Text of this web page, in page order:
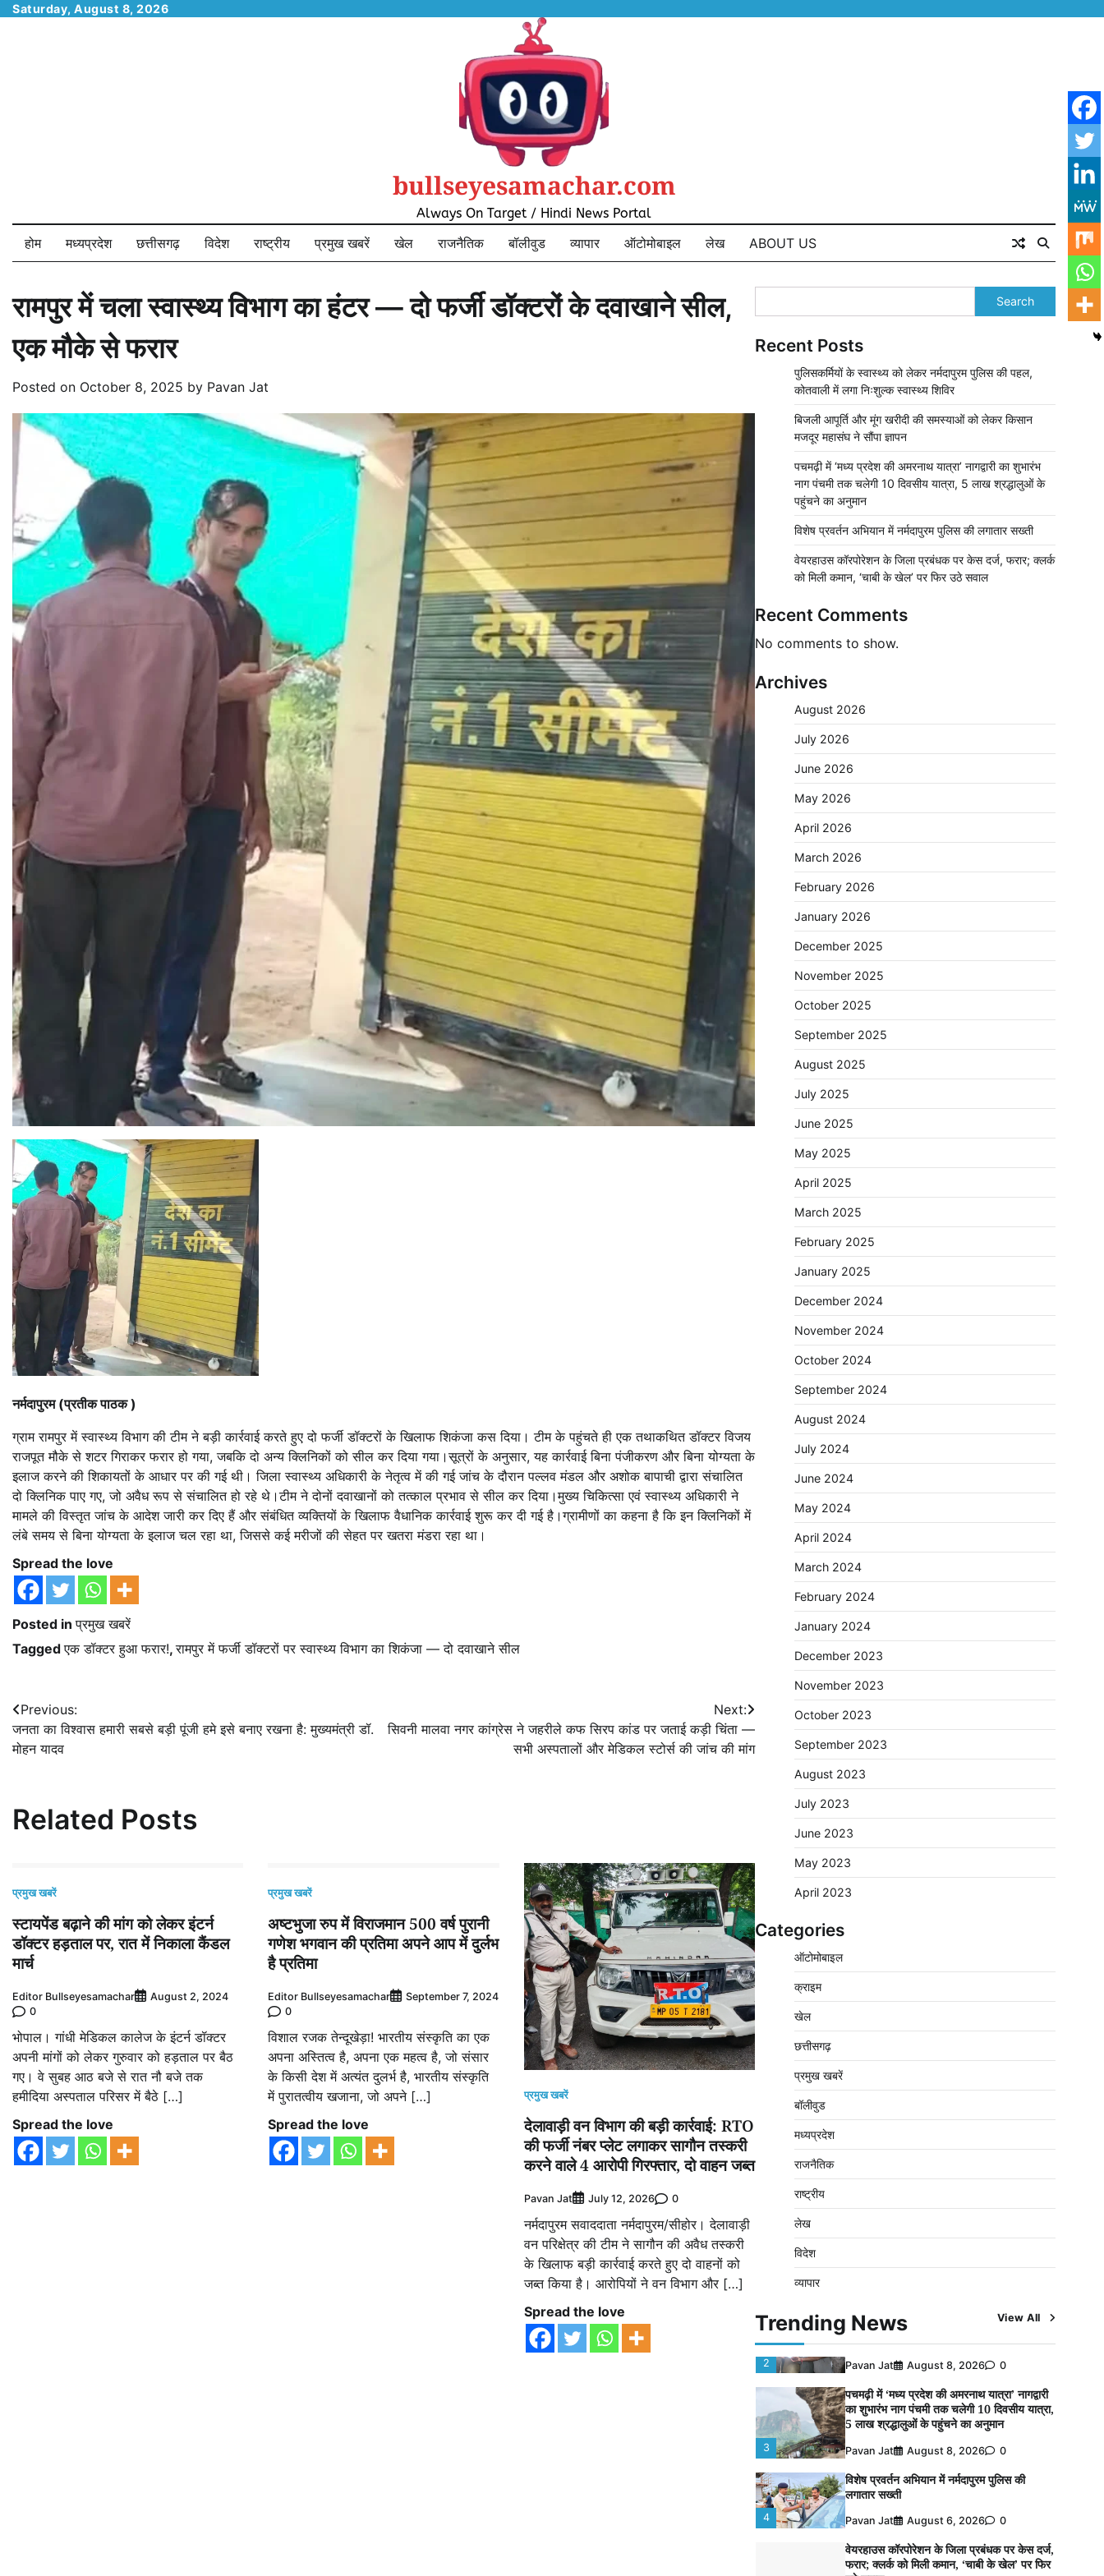
SkipSaturday, August 8, 2026
bullseyesamachar.com
Always On Target / Hindi News Portal
होम मध्यप्रदेश छत्तीसगढ़ विदेश राष्ट्रीय प्रमुख खबरें खेल राजनैतिक बॉलीवुड व्यापार ऑटोमोबाइल लेख ABOUT US
रामपुर में चला स्वास्थ्य विभाग का हंटर — दो फर्जी डॉक्टरों के दवाखाने सील,
एक मौके से फरार
Posted on October 8, 2025 by Pavan Jat
नर्मदापुरम (प्रतीक पाठक )
ग्राम रामपुर में स्वास्थ्य विभाग की टीम ने बड़ी कार्रवाई करते हुए दो फर्जी डॉक्टरों के खिलाफ शिकंजा कस दिया। टीम के पहुंचते ही एक तथाकथित डॉक्टर विजय
राजपूत मौके से शटर गिराकर फरार हो गया, जबकि दो अन्य क्लिनिकों को सील कर दिया गया।सूत्रों के अनुसार, यह कार्रवाई बिना पंजीकरण और बिना योग्यता के
इलाज करने की शिकायतों के आधार पर की गई थी। जिला स्वास्थ्य अधिकारी के नेतृत्व में की गई जांच के दौरान पल्लव मंडल और अशोक बापाची द्वारा संचालित
दो क्लिनिक पाए गए, जो अवैध रूप से संचालित हो रहे थे।टीम ने दोनों दवाखानों को तत्काल प्रभाव से सील कर दिया।मुख्य चिकित्सा एवं स्वास्थ्य अधिकारी ने
मामले की विस्तृत जांच के आदेश जारी कर दिए हैं और संबंधित व्यक्तियों के खिलाफ वैधानिक कार्रवाई शुरू कर दी गई है।ग्रामीणों का कहना है कि इन क्लिनिकों में
लंबे समय से बिना योग्यता के इलाज चल रहा था, जिससे कई मरीजों की सेहत पर खतरा मंडरा रहा था।
Spread the love
Posted inप्रमुख खबरें
Taggedएक डॉक्टर हुआ फरार!,रामपुर में फर्जी डॉक्टरों पर स्वास्थ्य विभाग का शिकंजा — दो दवाखाने सील
Post
navigation
Previous:
जनता का विश्वास हमारी सबसे बड़ी पूंजी हमे इसे बनाए रखना है: मुख्यमंत्री डॉ.
मोहन यादव
Next:
सिवनी मालवा नगर कांग्रेस ने जहरीले कफ सिरप कांड पर जताई कड़ी चिंता —
सभी अस्पतालों और मेडिकल स्टोर्स की जांच की मांग
Related Posts
प्रमुख खबरें
स्टायपेंड बढ़ाने की मांग को लेकर इंटर्न
डॉक्टर हड़ताल पर, रात में निकाला कैंडल
मार्च
Editor Bullseyesamachar
August 2, 2024
0
भोपाल। गांधी मेडिकल कालेज के इंटर्न डॉक्टर
अपनी मांगों को लेकर गुरुवार को हड़ताल पर बैठ
गए। वे सुबह आठ बजे से रात नौ बजे तक
हमीदिया अस्पताल परिसर में बैठे […]
Spread the love
प्रमुख खबरें
अष्टभुजा रुप में विराजमान 500 वर्ष पुरानी
गणेश भगवान की प्रतिमा अपने आप में दुर्लभ
है प्रतिमा
Editor Bullseyesamachar
September 7, 2024
0
विशाल रजक तेन्दूखेड़ा! भारतीय संस्कृति का एक
अपना अस्तित्व है, अपना एक महत्व है, जो संसार
के किसी देश में अत्यंत दुलर्भ है, भारतीय संस्कृति
में पुरातत्वीय खजाना, जो अपने […]
Spread the love
प्रमुख खबरें
देलावाड़ी वन विभाग की बड़ी कार्रवाई: RTO
की फर्जी नंबर प्लेट लगाकर सागौन तस्करी
करने वाले 4 आरोपी गिरफ्तार, दो वाहन जब्त
Pavan Jat July 12, 2026 0
नर्मदापुरम सवाददाता नर्मदापुरम/सीहोर। देलावाड़ी
वन परिक्षेत्र की टीम ने सागौन की अवैध तस्करी
के खिलाफ बड़ी कार्रवाई करते हुए दो वाहनों को
जब्त किया है। आरोपियों ने वन विभाग और […]
Spread the love
Search
Recent Posts
पुलिसकर्मियों के स्वास्थ्य को लेकर नर्मदापुरम पुलिस की पहल,
कोतवाली में लगा निःशुल्क स्वास्थ्य शिविर
बिजली आपूर्ति और मूंग खरीदी की समस्याओं को लेकर किसान
मजदूर महासंघ ने सौंपा ज्ञापन
पचमढ़ी में ‘मध्य प्रदेश की अमरनाथ यात्रा’ नागद्वारी का शुभारंभ
नाग पंचमी तक चलेगी 10 दिवसीय यात्रा, 5 लाख श्रद्धालुओं के
पहुंचने का अनुमान
विशेष प्रवर्तन अभियान में नर्मदापुरम पुलिस की लगातार सख्ती
वेयरहाउस कॉरपोरेशन के जिला प्रबंधक पर केस दर्ज, फरार; क्लर्क
को मिली कमान, ‘चाबी के खेल’ पर फिर उठे सवाल
Recent Comments
No comments to show.
Archives
August 2026
July 2026
June 2026
May 2026
April 2026
March 2026
February 2026
January 2026
December 2025
November 2025
October 2025
September 2025
August 2025
July 2025
June 2025
May 2025
April 2025
March 2025
February 2025
January 2025
December 2024
November 2024
October 2024
September 2024
August 2024
July 2024
June 2024
May 2024
April 2024
March 2024
February 2024
January 2024
December 2023
November 2023
October 2023
September 2023
August 2023
July 2023
June 2023
May 2023
April 2023
Categories
ऑटोमोबाइल
क्राइम
खेल
छत्तीसगढ़
प्रमुख खबरें
बॉलीवुड
मध्यप्रदेश
राजनैतिक
राष्ट्रीय
लेख
विदेश
व्यापार
Trending News View All
का शुभारंभ नाग पंचमी तक चलेगी 10 दिवसीय यात्रा,
फरार; क्लर्क को मिली कमान, ‘चाबी के खेल’ पर फिर
की पहल, कोतवाली में लगा निःशुल्क स्वास्थ्य शिविर
2
बिजली आपूर्ति और मूंग खरीदी की समस्याओं को लेकर
Pavan Jat August 8, 2026 0
3
पचमढ़ी में ‘मध्य प्रदेश की अमरनाथ यात्रा’ नागद्वारी
का शुभारंभ नाग पंचमी तक चलेगी 10 दिवसीय यात्रा,
5 लाख श्रद्धालुओं के पहुंचने का अनुमान
Pavan Jat August 8, 2026 0
4
विशेष प्रवर्तन अभियान में नर्मदापुरम पुलिस की
लगातार सख्ती
Pavan Jat August 6, 2026 0
वेयरहाउस कॉरपोरेशन के जिला प्रबंधक पर केस दर्ज,
फरार; क्लर्क को मिली कमान, ‘चाबी के खेल’ पर फिर